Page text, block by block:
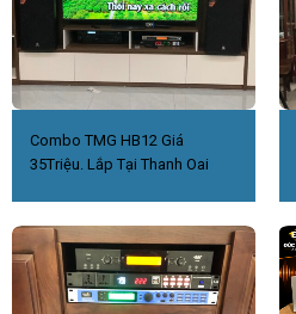
Combo TMG HB12 Giá
35Triệu. Lắp Tại Thanh Oai